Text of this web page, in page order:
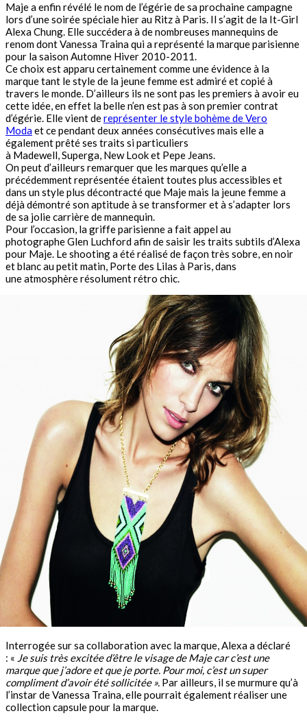
Maje a enfin révélé le nom de l’égérie de sa prochaine campagne
lors d’une soirée spéciale hier au Ritz à Paris. Il s’agit de la It-Girl
Alexa Chung. Elle succédera à de nombreuses mannequins de
renom dont Vanessa Traina qui a représenté la marque parisienne
pour la saison Automne Hiver 2010-2011.
Ce choix est apparu certainement comme une évidence à la
marque tant le style de la jeune femme est admiré et copié à
travers le monde. D’ailleurs ils ne sont pas les premiers à avoir eu
cette idée, en effet la belle n’en est pas à son premier contrat
d’égérie. Elle vient dereprésenter le style bohème de Vero
Modaet ce pendant deux années consécutives mais elle a
également prêté ses traits si particuliers
à Madewell, Superga, New Look et Pepe Jeans.
On peut d’ailleurs remarquer que les marques qu’elle a
précédemment représentée étaient toutes plus accessibles et
dans un style plus décontracté que Maje mais la jeune femme a
déjà démontré son aptitude à se transformer et à s’adapter lors
de sa jolie carrière de mannequin.
Pour l’occasion, la griffe parisienne a fait appel au
photographe Glen Luchford afin de saisir les traits subtils d’Alexa
pour Maje. Le shooting a été réalisé de façon très sobre, en noir
et blanc au petit matin, Porte des Lilas à Paris, dans
une atmosphère résolument rétro chic.
Interrogée sur sa collaboration avec la marque, Alexa a déclaré
: « Je suis très excitée d’être le visage de Maje car c’est une
marque que j’adore et que je porte. Pour moi, c’est un super
compliment d’avoir été sollicitée ». Par ailleurs, il se murmure qu’à
l’instar de Vanessa Traina, elle pourrait également réaliser une
collection capsule pour la marque.